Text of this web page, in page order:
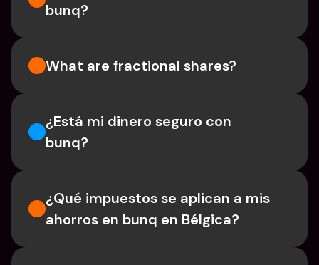
bunq?
What are fractional shares?
¿Está mi dinero seguro con
bunq?
¿Qué impuestos se aplican a mis
ahorros en bunq en Bélgica?